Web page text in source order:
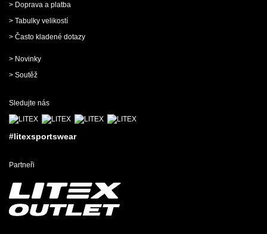
> Doprava a platba
> Tabulky velikostí
> Často kladené dotazy
> Novinky
> Soutěž
Sledujte nás
#litexsportswear
Partneři